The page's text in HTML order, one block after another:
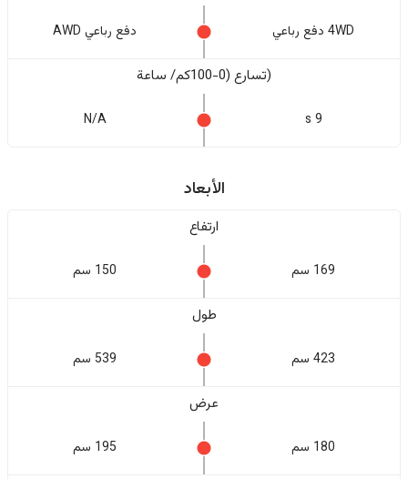
4WD دفع رباعي دفع رباعي AWD
(تسارع (0-100كم/ ساعة
9 s
N/A
الأبعاد
ارتفاع
169 سم 150 سم
طول
423 سم 539 سم
عرض
180 سم 195 سم